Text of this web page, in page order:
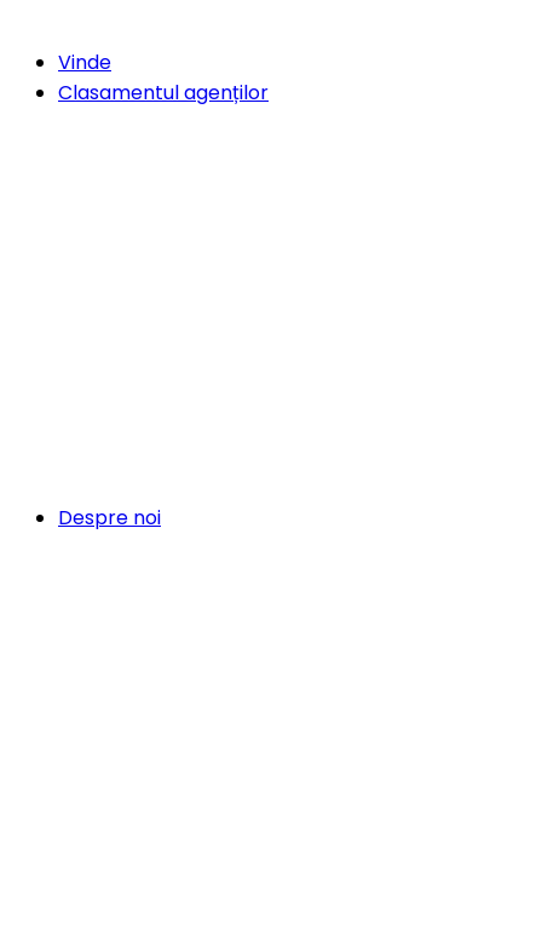
Vinde
Clasamentul agenților
Despre noi